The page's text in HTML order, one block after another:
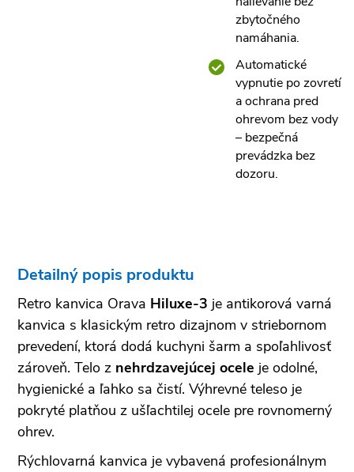
zbytočného
namáhania.
Automatické
vypnutie po zovretí
a ochrana pred
ohrevom bez vody
– bezpečná
prevádzka bez
dozoru.
Detailný popis produktu
Retro kanvica Orava Hiluxe-3 je antikorová varná
kanvica s klasickým retro dizajnom v striebornom
prevedení, ktorá dodá kuchyni šarm a spoľahlivosť
zároveň. Telo z nehrdzavejúcej ocele je odolné,
hygienické a ľahko sa čistí. Výhrevné teleso je
pokryté platňou z ušľachtilej ocele pre rovnomerný
ohrev.
Rýchlovarná kanvica je vybavená profesionálnym